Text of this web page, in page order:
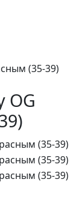
(35-39)
OG